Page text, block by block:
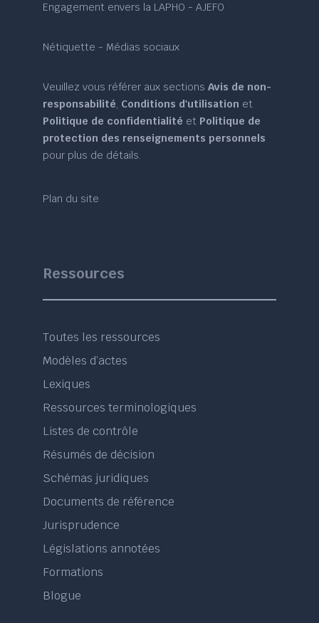
Engagement envers la LAPHO - AJEFO
Nétiquette - Médias sociaux
Veuillez vous référer aux sectionsAvis de non-
responsabilité, Conditions d'utilisation et
Politique de confidentialité et Politique de
protection des renseignements personnels
pour plus de détails.
Plan du site
Ressources
Toutes les ressources
Modèles d’actes
Lexiques
Ressources terminologiques
Listes de contrôle
Résumés de décision
Schémas juridiques
Documents de référence
Jurisprudence
Législations annotées
Formations
Blogue